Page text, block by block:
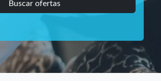
Buscar ofertas